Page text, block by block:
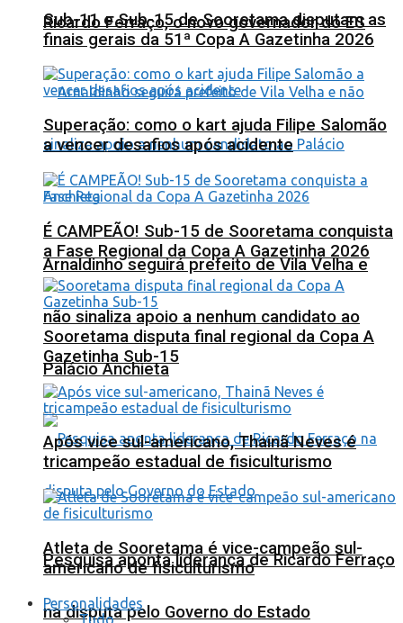
Ricardo Ferraço, o novo governador do ES
Arnaldinho seguirá prefeito de Vila Velha e
não sinaliza apoio a nenhum candidato ao
Palácio Anchieta
Pesquisa aponta liderança de Ricardo Ferraço
na disputa pelo Governo do Estado
Sub-11 e Sub-15 de Sooretama disputam as
finais gerais da 51ª Copa A Gazetinha 2026
Superação: como o kart ajuda Filipe Salomão
a vencer desafios após acidente
É CAMPEÃO! Sub-15 de Sooretama conquista
a Fase Regional da Copa A Gazetinha 2026
Sooretama disputa final regional da Copa A
Gazetinha Sub-15
Após vice sul-americano, Thainã Neves é
tricampeão estadual de fisiculturismo
Atleta de Sooretama é vice-campeão sul-
americano de fisiculturismo
Personalidades
Tudo